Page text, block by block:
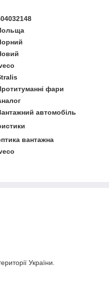
фари
автомобіль
вантажна
України.